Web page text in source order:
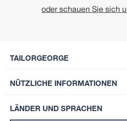
oder schauen Sie sich
TAILORGEORGE
NÜTZLICHE INFORMATIONEN
LÄNDER UND SPRACHEN